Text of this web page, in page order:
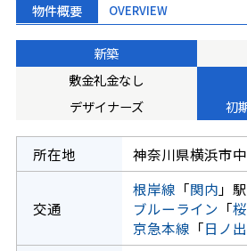
物件概要 OVERVIEW
新築
敷金礼金なし
デザイナーズ
初
所在地 神奈川県横浜市
交通
根岸線 「関内 」
ブルーライン 「
京急本線 「日ノ